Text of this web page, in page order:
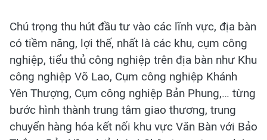
Chú trọng thu hút đầu tư vào các lĩnh vực, địa bàn
có tiềm năng, lợi thế, nhất là các khu, cụm công
nghiệp, tiểu thủ công nghiệp trên địa bàn như Khu
công nghiệp Võ Lao, Cụm công nghiệp Khánh
Yên Thượng, Cụm công nghiệp Bản Phung,… từng
bước hình thành trung tâm giao thương, trung
chuyển hàng hóa kết nối khu vực Văn Bàn với Bảo